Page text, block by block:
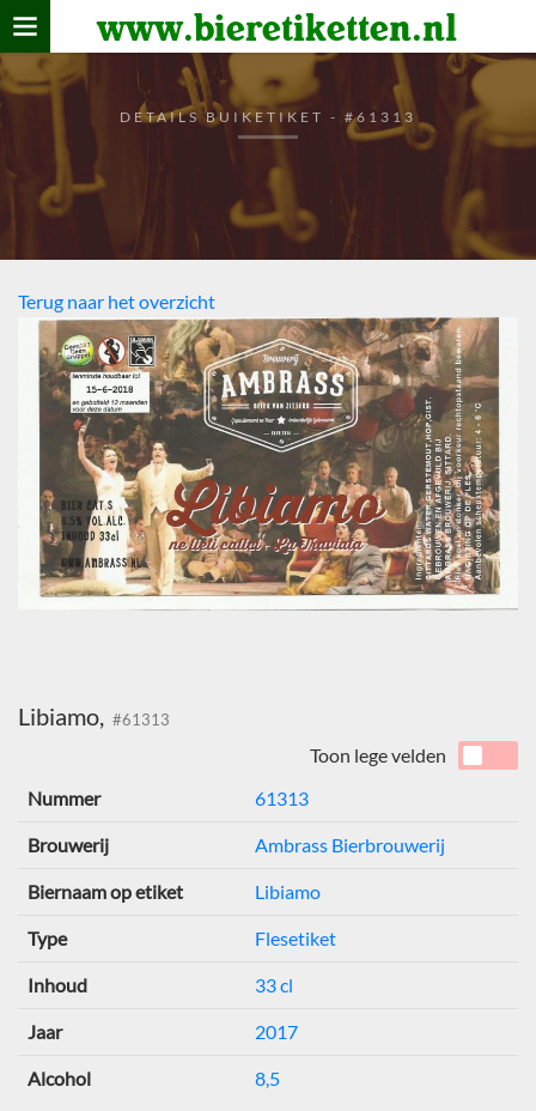
www.bieretiketten.nl
Home
verzamelen
De bierkaart
Bezoekers
DETAILS BUIKETIKET - #61313
Terug naar het overzicht
Libiamo, #61313
Toon lege velden
Nummer
61313
Brouwerij Ambrass Bierbrouwerij
Biernaam op etiket Libiamo
Type Flesetiket
Inhoud 33 cl
Jaar 2017
Alcohol 8,5